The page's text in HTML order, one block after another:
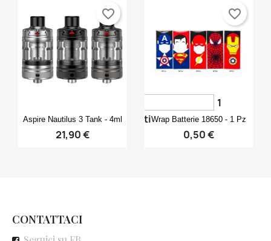
Anteprima
Aspire Nautilus 3 Tank - 4ml
21,90 €
favorite_border
Anteprima
Wrap Batterie 18650 - 1 Pz
0,50 €
1
voti
favorite_border
CONTATTACI